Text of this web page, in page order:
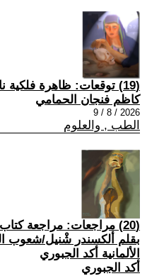
(19) توقعات: ظاهرة فلكية نادرة
كاظم فنجان الحمامي
2026 / 8 / 9
الطب , والعلوم
(20) مراجعات: مراجعة
بقلم ألكسندر شْنيل/شعوب
الألمانية أكد الجبوري
أكد الجبوري